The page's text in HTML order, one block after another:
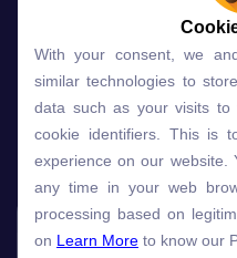
Lựa chọn gói
Gói học
Speech Analyzer
With your consent, we
similar technologies to
data such as your visits to
cookie identifiers. This is
experience on our website.
any time in your web
processing based on
on Learn More to know our
With your consent, we
similar technologies to
data such as your visits to
cookie identifiers. This is
experience on our website.
any time in your web
processing based on
on Learn More to know our